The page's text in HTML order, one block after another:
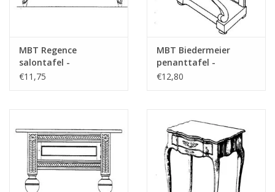
MBT Regence
salontafel -
Bouwtekening Schaal 1
€11,75
MBT Biedermeier
penanttafel -
Bouwtekening Schaal 1
€12,80